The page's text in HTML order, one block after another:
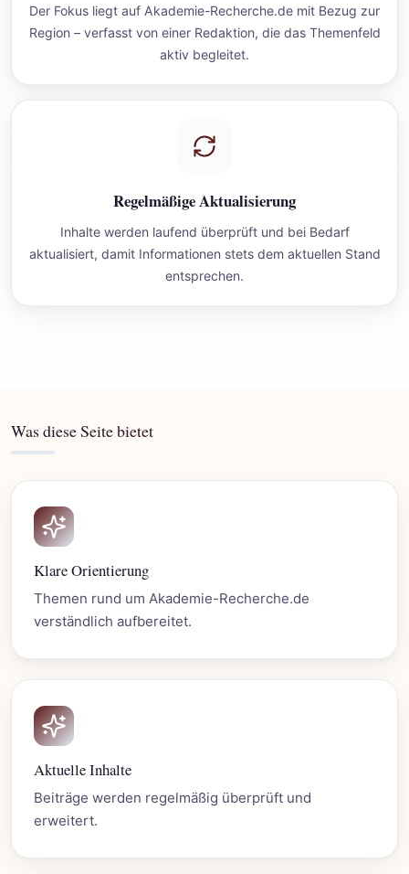
Der Fokus liegt auf Akademie-Recherche.de mit Bezug zur
Region – verfasst von einer Redaktion, die das Themenfeld
aktiv begleitet.
Regelmäßige Aktualisierung
Inhalte werden laufend überprüft und bei Bedarf
aktualisiert, damit Informationen stets dem aktuellen Stand
entsprechen.
Was diese Seite bietet
Klare Orientierung
Themen rund um Akademie-Recherche.de
verständlich aufbereitet.
Aktuelle Inhalte
Beiträge werden regelmäßig überprüft und
erweitert.